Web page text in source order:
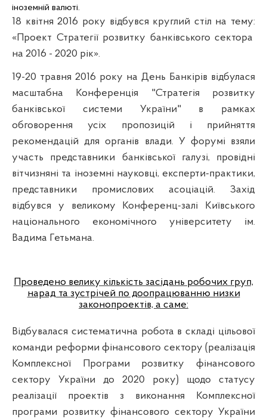
іноземній валюті.
18 квітня 2016 року відбувся круглий стіл на тему:
«Проект Стратегії розвитку банківського сектора
на 2016 - 2020 рік».
19-20 травня 2016 року на День Банкірів відбулася
масштабна Конференція "Стратегія розвитку
банківської системи України" в рамках
обговорення усіх пропозицій і прийняття
рекомендацій для органів влади. У форумі взяли
участь представники банківської галузі, провідні
вітчизняні та іноземні науковці, експерти-практики,
представники промислових асоціацій. Захід
відбувся у великому Конференц-залі Київського
національного економічного університету ім.
Вадима Гетьмана.
Проведено велику кількість засідань робочих груп,
нарад та зустрічей по доопрацюванню низки
законопроектів, а саме:
Відбувалася систематична робота в складі цільової
команди реформи фінансового сектору (реалізація
Комплексної Програми розвитку фінансового
сектору України до 2020 року) щодо статусу
реалізації проектів з виконання Комплексної
програми розвитку фінансового сектору України